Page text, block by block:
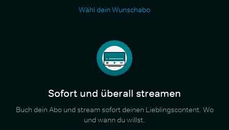
Wähl dein Wunschabo
Sofort und überall streamen
Buch dein Abo und stream sofort deinen Lieblingscontent. Wo
und wann du willst.